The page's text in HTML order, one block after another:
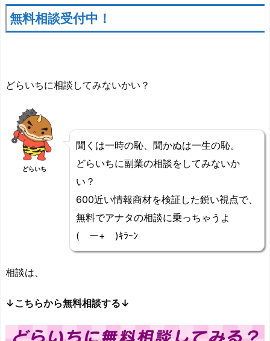
無料相談受付中！
どらいちに相談してみないかい？
どらいち
聞くは一時の恥、聞かぬは一生の恥。
どらいちに副業の相談をしてみないか
い？
600近い情報商材を検証した鋭い視点で、
無料でアナタの相談に乗っちゃうよ
(￣ー+￣)ｷﾗｰﾝ
相談は、
↓こちらから無料相談する↓